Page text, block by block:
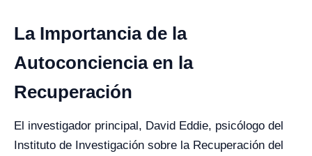
La Importancia de la
Autoconciencia en la
Recuperación
El investigador principal, David Eddie, psicólogo del
Instituto de Investigación sobre la Recuperación del